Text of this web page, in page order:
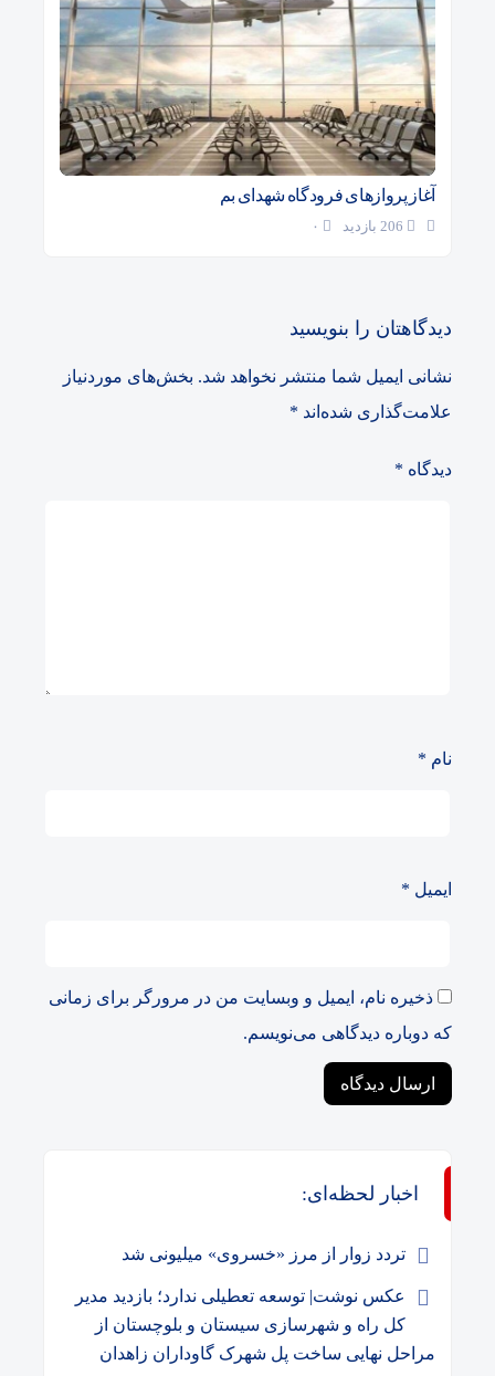
آغاز پروازهای فرودگاه شهدای بم
۰
دیدگاهتان را بنویسید
نشانی ایمیل شما منتشر نخواهد شد. بخش‌های موردنیاز
علامت‌گذاری شده‌اند *
دیدگاه *
نام *
ایمیل *
ذخیره نام، ایمیل و وبسایت من در مرورگر برای زمانی
که دوباره دیدگاهی می‌نویسم.
اخبار لحظه‌ای:
️تردد زوار از مرز «خسروی» میلیونی شد
عکس نوشت| توسعه تعطیلی ندارد؛ بازدید مدیر
کل راه و شهرسازی سیستان و بلوچستان از
مراحل نهایی ساخت پل شهرک گاوداران زاهدان